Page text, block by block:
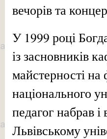
вечорів та
У 1999 році
із засновників
майстерності на
національного
педагог набрав
Львівському